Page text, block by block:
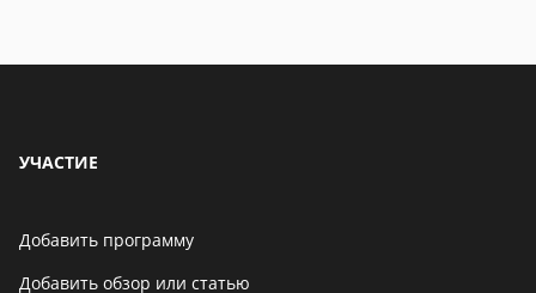
УЧАСТИЕ
Добавить программу
Добавить обзор или статью